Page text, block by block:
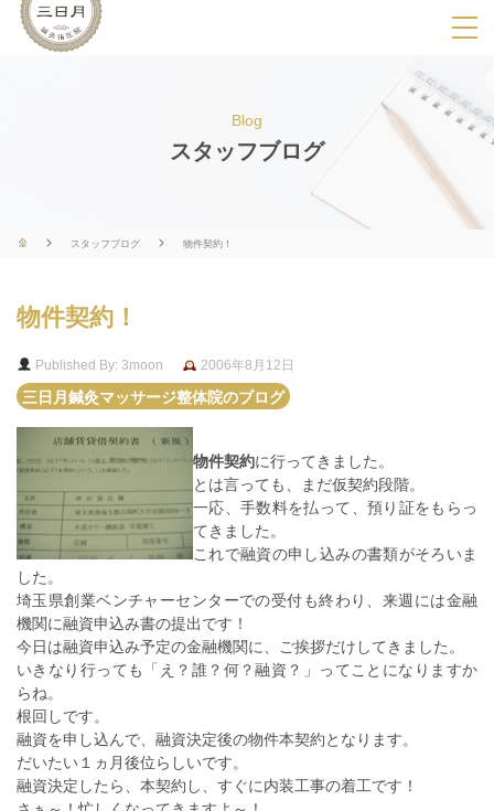
SPメニ
ー
展
用
ボ
Blog
スタッフブログ
スタッフブログ 物件契約！
物件契約！
Published By: 3moon
2006年8月12日
三日月鍼灸マッサージ整体院のブログ
物件契約に行ってきました。
とは言っても、まだ仮契約段階。
一応、手数料を払って、預り証をもらっ
てきました。
これで融資の申し込みの書類がそろいま
した。
埼玉県創業ベンチャーセンターでの受付も終わり、来週には金融
機関に融資申込み書の提出です！
今日は融資申込み予定の金融機関に、ご挨拶だけしてきました。
いきなり行っても「え？誰？何？融資？」ってことになりますか
らね。
根回しです。
融資を申し込んで、融資決定後の物件本契約となります。
だいたい１ヵ月後位らしいです。
融資決定したら、本契約し、すぐに内装工事の着工です！